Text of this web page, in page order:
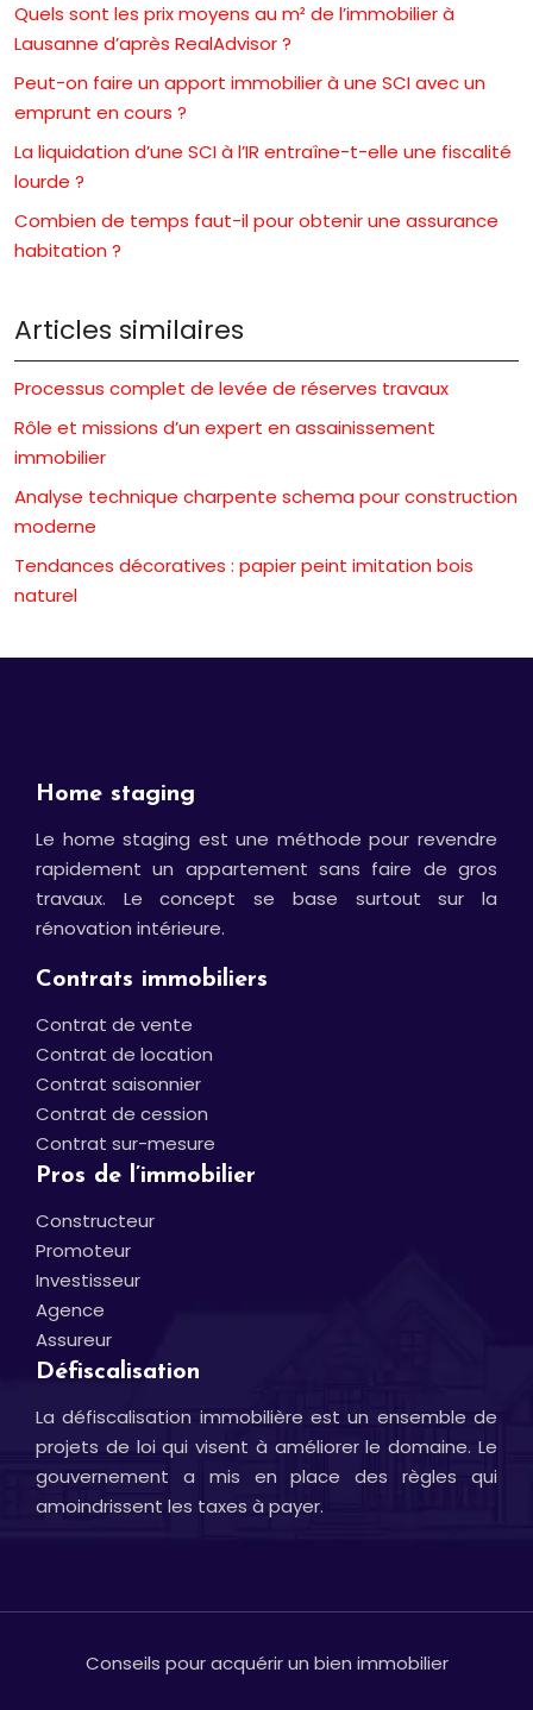
Quels sont les prix moyens au m² de l’immobilier à
Lausanne d’après RealAdvisor ?
Peut-on faire un apport immobilier à une SCI avec un
emprunt en cours ?
La liquidation d’une SCI à l’IR entraîne-t-elle une fiscalité
lourde ?
Combien de temps faut-il pour obtenir une assurance
habitation ?
Articles similaires
Processus complet de levée de réserves travaux
Rôle et missions d’un expert en assainissement
immobilier
Analyse technique charpente schema pour construction
moderne
Tendances décoratives : papier peint imitation bois
naturel
Home staging
Le home staging est une méthode pour revendre
rapidement un appartement sans faire de gros
travaux. Le concept se base surtout sur la
rénovation intérieure.
Contrats immobiliers
Contrat de vente
Contrat de location
Contrat saisonnier
Contrat de cession
Contrat sur-mesure
Pros de l’immobilier
Constructeur
Promoteur
Investisseur
Agence
Assureur
Défiscalisation
La défiscalisation immobilière est un ensemble de
projets de loi qui visent à améliorer le domaine. Le
gouvernement a mis en place des règles qui
amoindrissent les taxes à payer.
Conseils pour acquérir un bien immobilier